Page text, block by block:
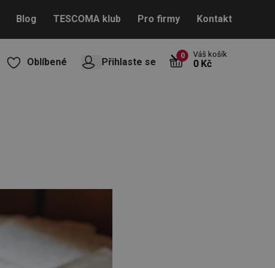
Blog TESCOMA klub Pro firmy Kontakt
Oblíbené Přihlaste se
0 Váš košík
0 Kč